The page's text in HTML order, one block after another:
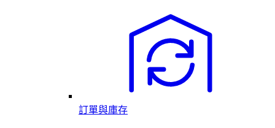
訂單與庫存